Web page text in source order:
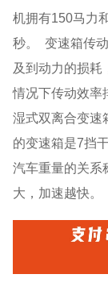
机拥有150马力
秒。 变速箱传
及到动力的损耗
情况下传动效率
湿式双离合变速
的变速箱是7挡
汽车重量的关系
大，加速越快。